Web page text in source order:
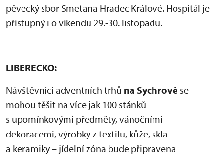
pěvecký sbor Smetana Hradec Králové. Hospitál je
přístupný i o víkendu 29.-30. listopadu.
LIBERECKO:
Návštěvníci adventních trhů na Sychrově se
mohou těšit na více jak 100 stánků
s upomínkovými předměty, vánočními
dekoracemi, výrobky z textilu, kůže, skla
a keramiky – jídelní zóna bude připravena